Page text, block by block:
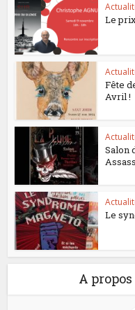
Le
Fête
Avril !
Salon
Le
A